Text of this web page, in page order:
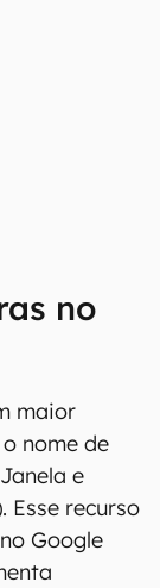
no
maior
nome de
e
Esse recurso
Google